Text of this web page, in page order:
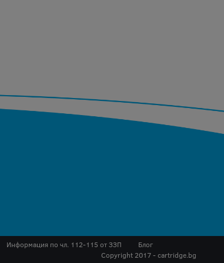
Инфopмaция пo чл. 112-115 oт ЗЗΠ
Блог
Copyright 2017 - cartridge.bg